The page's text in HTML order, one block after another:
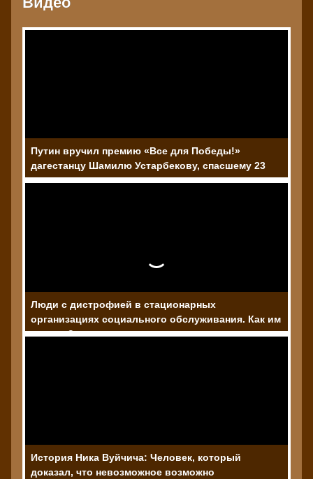
Путин вручил премию «Все для Победы!»
дагестанцу Шамилю Устарбекову, спасшему 23
человека
Люди с дистрофией в стационарных
организациях социального обслуживания. Как им
помочь?
История Ника Вуйчича: Человек, который
доказал, что невозможное возможно